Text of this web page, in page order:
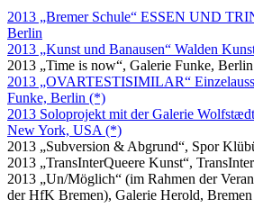
2013 „Bremer Schule“ ESSEN UND
Berlin
2013 „Kunst und Banausen“ Walden
2013 „Time is now“, Galerie Funke, Berlin
2013 „OVARTESTISIMILAR“
Funke, Berlin (*)
2013 Soloprojekt mit der Galerie
New York, USA (*)
2013 „Subversion & Abgrund“, Spor
2013 „TransInterQueere Kunst“,
2013 „Un/Möglich“ (im Rahmen der
der HfK Bremen), Galerie Herold, Bremen